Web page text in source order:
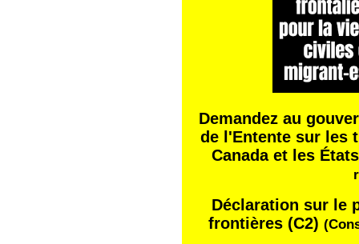
Demandez au
de l'Entente sur les
Canada et les
Déclaration sur le
frontières (C2)